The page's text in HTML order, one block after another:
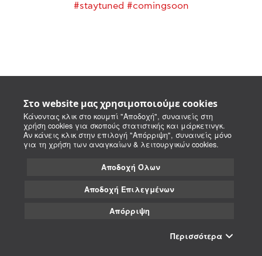
Στο website μας χρησιμοποιούμε cookies
Κάνοντας κλικ στο κουμπί "Αποδοχή", συναινείς στη
χρήση cookies για σκοπούς στατιστικής και μάρκετινγκ.
Αν κάνεις κλικ στην επιλογή "Απόρριψη", συναινείς μόνο
για τη χρήση των αναγκαίων & λειτουργικών cookies.
Αποδοχή Όλων
Αποδοχή Επιλεγμένων
Απόρριψη
Περισσότερα
#staytuned #comingsoon